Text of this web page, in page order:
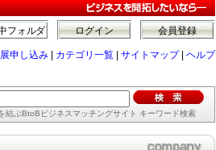
会員登録
ログイン
フォルダ
申し込み カテゴリ一覧 サイトマップ| ヘルプ
結ぶBtoBビジネスマッチングサイト キーワード検索